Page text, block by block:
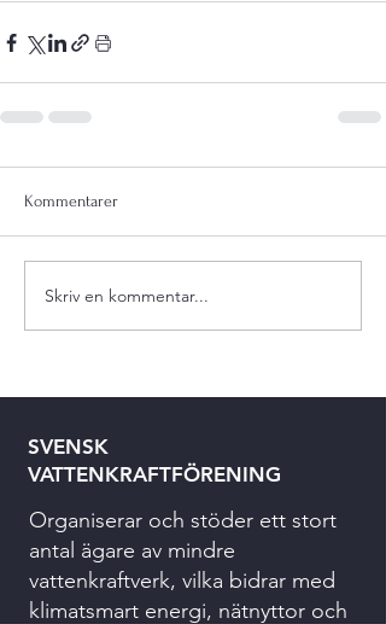
Kommentarer
Skriv en kommentar...
SVENSK
VATTENKRAFTFÖRENING
Organiserar och stöder ett stort
antal ägare av mindre
vattenkraftverk, vilka bidrar med
klimatsmart energi, nätnyttor och